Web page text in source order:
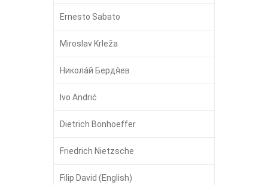
Ernesto Sabato
Miroslav Krleža
Никола́й Бердя́ев
Ivo Andrić
Dietrich Bonhoeffer
Friedrich Nietzsche
Filip David (English)